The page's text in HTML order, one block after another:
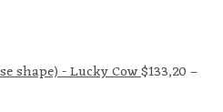
shape) - Lucky Cow$133,20–